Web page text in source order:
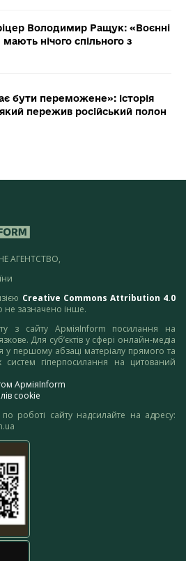
Володимир Ращук: «Воєнні
нічого спільного з
бути переможене»: історія
пережив російський полон
АГЕНТСТВО,
Creative Commons Attribution 4.0
не зазначено інше.
з сайту АрміяInform посилання на
Для суб’єктів у сфері онлайн-медіа
у першому абзаці матеріалу прямого та
систем гіперпосилання на цитований
АрміяInform
cookie
роботі сайту надсилайте на адресу: